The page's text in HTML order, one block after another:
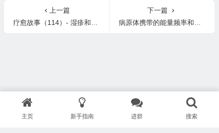
上一篇
疗愈故事（114）- 湿疹和各类皮疹
下一篇
病原体携带的能量频率和记忆
主页 新手指南 进群 搜索